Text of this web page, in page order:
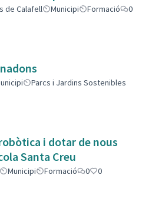
de Calafell Municipi Formació
0
Parcs i Jardins Sostenibles
i dotar de nous
Santa Creu
Municipi Formació 0
0